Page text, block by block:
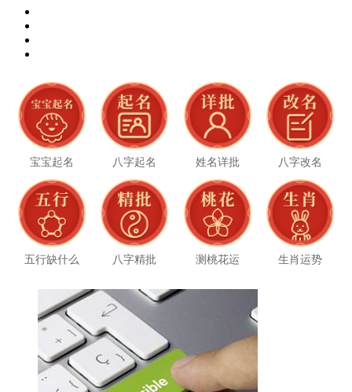
宝宝起名 八字起名 姓名详批 八字改名
五行缺什么 八字精批 测桃花运 生肖运势